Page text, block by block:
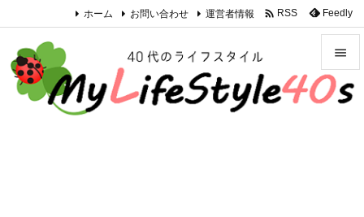


メニュ
ホーム お問い合わせ 運営者情報  RSS Feedly